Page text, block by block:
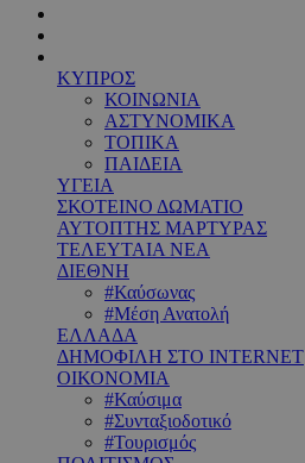
ΚΥΠΡΟΣ
ΚΟΙΝΩΝΙΑ
ΑΣΤΥΝΟΜΙΚΑ
ΤΟΠΙΚΑ
ΠΑΙΔΕΙΑ
ΥΓΕΙΑ
ΣΚΟΤΕΙΝΟ ΔΩΜΑΤΙΟ
ΑΥΤΟΠΤΗΣ ΜΑΡΤΥΡΑΣ
ΤΕΛΕΥΤΑΙΑ ΝΕΑ
ΔΙΕΘΝΗ
#Καύσωνας
#Μέση Ανατολή
ΕΛΛΑΔΑ
ΔΗΜΟΦΙΛΗ ΣΤΟ INTERNET
ΟΙΚΟΝΟΜΙΑ
#Καύσιμα
#Συνταξιοδοτικό
#Τουρισμός